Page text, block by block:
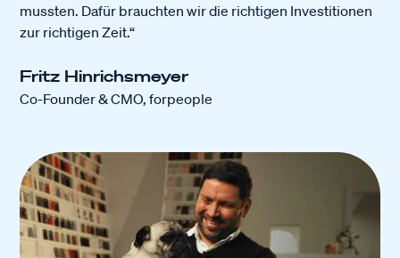
mussten. Dafür brauchten wir die richtigen Investitionen
zur richtigen Zeit.“
Fritz Hinrichsmeyer
Co-Founder & CMO, forpeople